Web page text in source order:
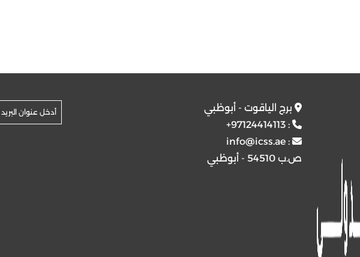
برج الياقوت - أبوظبي
:
+97124414113
:
info@icss.ae
ص.ب 54510 - أبوظبي